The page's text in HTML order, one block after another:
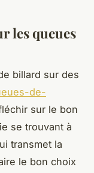
les queues
billard sur des
de-
sur le bon
se trouvant à
transmet la
le bon choix